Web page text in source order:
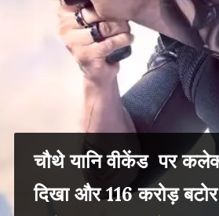
चौथे यानि वीकेंड पर
दिखा और 116 करोड़